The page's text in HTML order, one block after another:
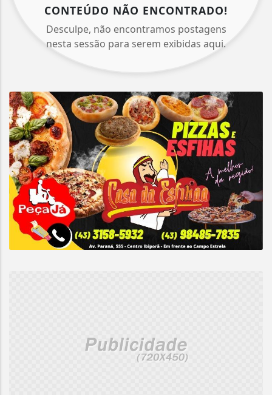
CONTEÚDO NÃO ENCONTRADO!
Desculpe, não encontramos postagens
nesta sessão para serem exibidas aqui.